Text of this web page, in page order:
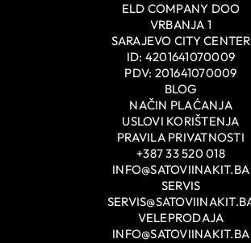
ELD COMPANY DOO
VRBANJA 1
SARAJEVO CITY CENTER
ID: 4201641070009
PDV: 201641070009
BLOG
NAČIN PLAĆANJA
USLOVI KORIŠTENJA
PRAVILA PRIVATNOSTI
+387 33 520 018
INFO@SATOVIINAKIT.BA
SERVIS
VELEPRODAJA
INFO@SATOVIINAKIT.BA